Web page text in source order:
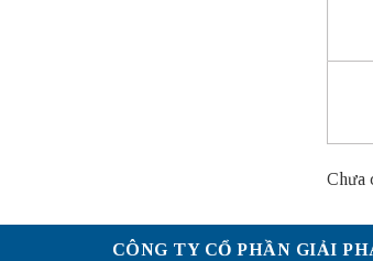
Chưa
CÔNG TY CỔ PHẦN GIẢI